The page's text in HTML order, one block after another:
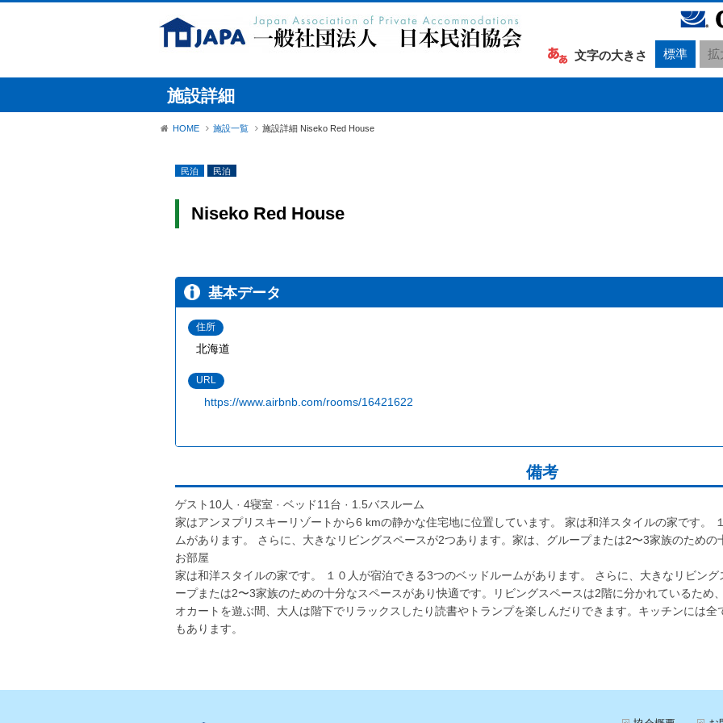
文字の大きさ 標準 拡
施設詳細
HOME 施設一覧 施設詳細 Niseko Red House
民泊 民泊
Niseko Red House
基本データ
住所
北海道
URL
https://www.airbnb.com/rooms/16421622
備考
ゲスト10人 · 4寝室 · ベッド11台 · 1.5バスルーム
家はアンヌプリスキーリゾートから6 kmの静かな住宅地に位置しています。 家は和洋スタイルの家です。
ムがあります。 さらに、大きなリビングスペースが2つあります。家は、グループまたは2〜3家族のため
お部屋
家は和洋スタイルの家です。 １０人が宿泊できる3つのベッドルームがあります。 さらに、大きなリビン
ープまたは2〜3家族のための十分なスペースがあり快適です。リビングスペースは2階に分かれているため
オカートを遊ぶ間、大人は階下でリラックスしたり読書やトランプを楽しんだりできます。キッチンには
もあります。